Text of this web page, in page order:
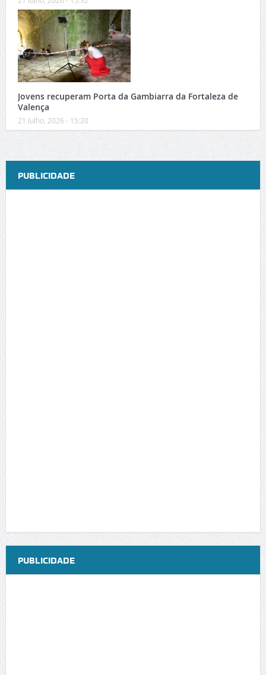
Jovens recuperam Porta da Gambiarra da Fortaleza de
Valença
21 Julho, 2026 - 15:20
PUBLICIDADE
PUBLICIDADE